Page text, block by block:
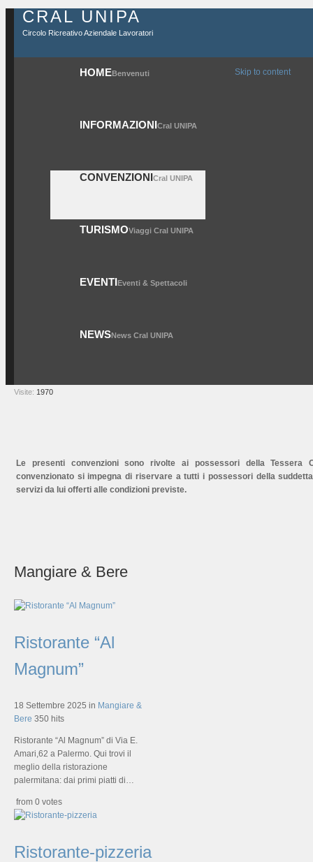
CRAL UNIPA
Circolo Ricreativo Aziendale Lavoratori
HOMEBenvenuti
INFORMAZIONICral UNIPA
CONVENZIONICral UNIPA
TURISMOViaggi Cral UNIPA
EVENTIEventi & Spettacoli
NEWSNews Cral UNIPA
Skip to content
Visite: 1970
Le presenti convenzioni sono rivolte ai possessori della Tessera
convenzionato si impegna di riservare a tutti i possessori della
servizi da lui offerti alle condizioni previste.
Mangiare & Bere
Ristorante “Al
Magnum”
18 Settembre 2025 in Mangiare &
Bere 350 hits
Ristorante “Al Magnum” di Via E.
Amari,62 a Palermo. Qui trovi il
meglio della ristorazione
palermitana: dai primi piatti di…
from 0 votes
Ristorante-pizzeria